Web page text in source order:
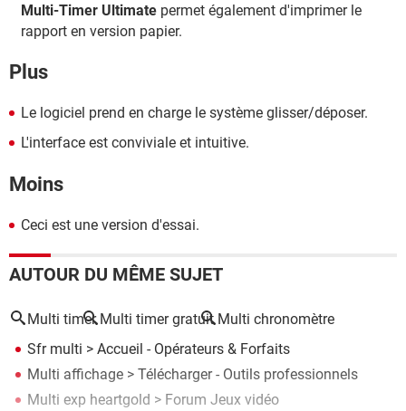
Multi-Timer Ultimate permet également d'imprimer le
rapport en version papier.
Plus
Le logiciel prend en charge le système glisser/déposer.
L'interface est conviviale et intuitive.
Moins
Ceci est une version d'essai.
AUTOUR DU MÊME SUJET
Multi timer Multi timer gratuit Multi chronomètre
Sfr multi > Accueil - Opérateurs & Forfaits
Multi affichage > Télécharger - Outils professionnels
Multi exp heartgold > Forum Jeux vidéo